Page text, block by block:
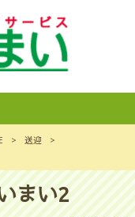
> 送迎
>
まい2